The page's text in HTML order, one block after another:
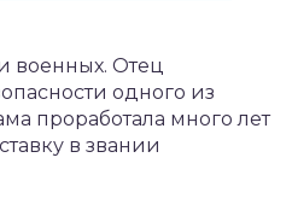
военных. Отец
одного из
проработала много лет
в звании